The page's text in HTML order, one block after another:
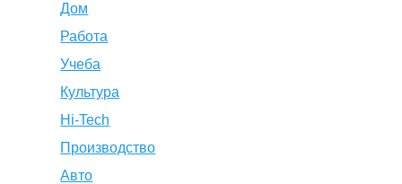
Дом
Работа
Учеба
Культура
Hi-Tech
Производство
Авто